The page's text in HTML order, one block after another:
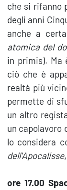
che si rifanno
degli anni
anche a
atomica del
in primis). Ma
ciò che è
realtà più
permette di
un altro
un capolavoro
lo considera
dell'Apocalisse
ore 17.00